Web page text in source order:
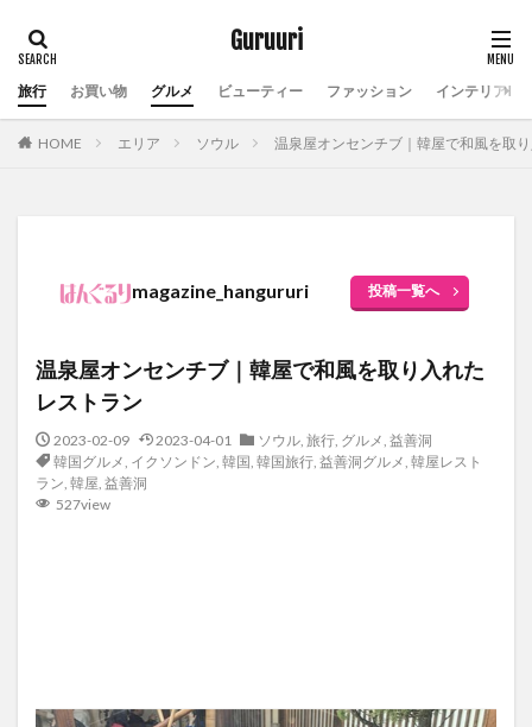
Guruuri
旅行 お買い物 グルメ ビューティー ファッション インテリア
HOME エリア ソウル 温泉屋オンセンチブ｜韓屋で和風を取
magazine_hangururi 投稿一覧へ
温泉屋オンセンチブ｜韓屋で和風を取り入れた
レストラン
2023-02-09 2023-04-01 ソウル, 旅行, グルメ, 益善洞
韓国グルメ, イクソンドン, 韓国, 韓国旅行, 益善洞グルメ, 韓屋レスト
ラン, 韓屋, 益善洞
527view